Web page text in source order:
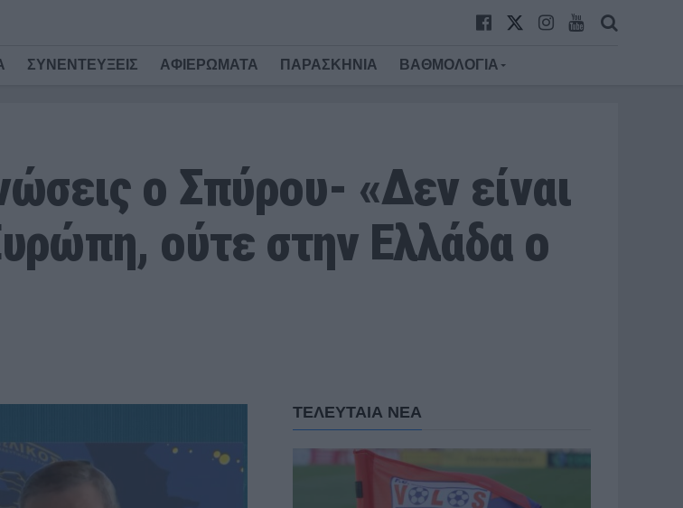
ΣΥΝΕΝΤΕΥΞΕΙΣ ΑΦΙΕΡΩΜΑΤΑ ΠΑΡΑΣΚΗΝΙΑ ΒΑΘΜΟΛΟΓΙΑ
ο Σπύρου- «Δεν είναι
ούτε στην Ελλάδα ο
ΤΕΛΕΥΤΑΙΑ ΝΕΑ